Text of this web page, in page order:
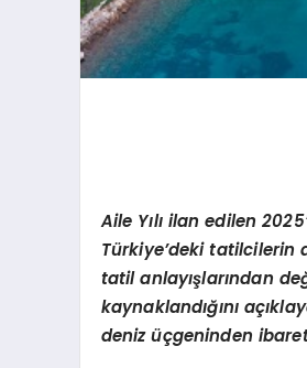
Aile Yılı ilan edilen
Türkiye’deki tatilcilerin
tatil anlayışlarından
kaynaklandığını
deniz üçgeninden